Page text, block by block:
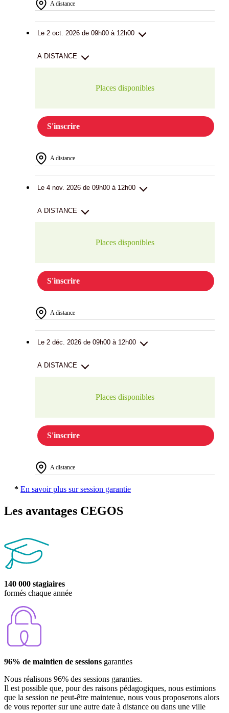
A distance
Le 2 oct. 2026 de 09h00 à 12h00
A DISTANCE
Places disponibles
S'inscrire
A distance
Le 4 nov. 2026 de 09h00 à 12h00
A DISTANCE
Places disponibles
S'inscrire
A distance
Le 2 déc. 2026 de 09h00 à 12h00
A DISTANCE
Places disponibles
S'inscrire
A distance
* En savoir plus sur session garantie
Les avantages CEGOS
140 000 stagiaires
formés chaque année
96% de maintien de sessions garanties
Nous réalisons 96% des sessions garanties.
Il est possible que, pour des raisons pédagogiques, nous estimions
que la session ne peut-être maintenue, nous vous proposerons alors
de vous reporter sur une autre date à distance ou dans une ville